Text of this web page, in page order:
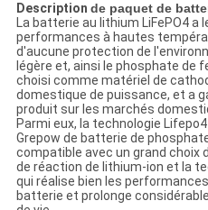
Description de paquet de
La batterie au lithium LiFePO4
performances à hautes
d'aucune protection de
légère et, ainsi le phosphate de
choisi comme matériel de
domestique de puissance, et a
produit sur les marchés
Parmi eux, la technologie
Grepow de batterie de
compatible avec un grand choix
de réaction de lithium-ion et la
qui réalise bien les
batterie et prolonge